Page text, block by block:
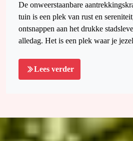
De onweerstaanbare
tuin is een plek van rust en
ontsnappen aan het drukke
alledag. Het is een plek waar je
Lees verder